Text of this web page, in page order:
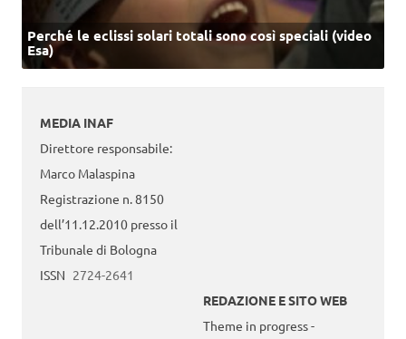
Perché le eclissi solari totali sono così speciali (video
Esa)
MEDIA INAF
Direttore responsabile:
Marco Malaspina
Registrazione n. 8150
dell’11.12.2010 presso il
Tribunale di Bologna
ISSN 2724-2641
REDAZIONE E SITO WEB
Theme in progress -